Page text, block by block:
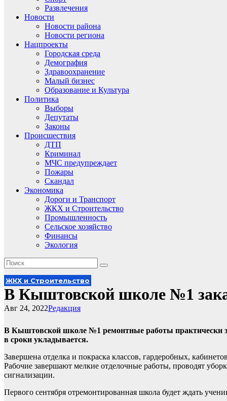
Развлечения
Новости
Новости района
Новости региона
Нацпроекты
Городская среда
Демография
Здравоохранение
Малый бизнес
Образование и Культура
Политика
Выборы
Депутаты
Законы
Происшествия
ДТП
Криминал
МЧС предупреждает
Пожары
Скандал
Экономика
Дороги и Транспорт
ЖКХ и Строительство
Промышленность
Сельское хозяйство
Финансы
Экология
ЖКХ и Строительство
В Кыштовской школе №1
Редакция
Авг 24, 2022
В Кыштовской школе №1 ремонтные работы практически
в сроки укладывается.
Завершена отделка и покраска классов, гардеробных,
Рабочие завершают мелкие отделочные работы, проводят
сигнализации.
Первого сентября отремонтированная школа будет ждать